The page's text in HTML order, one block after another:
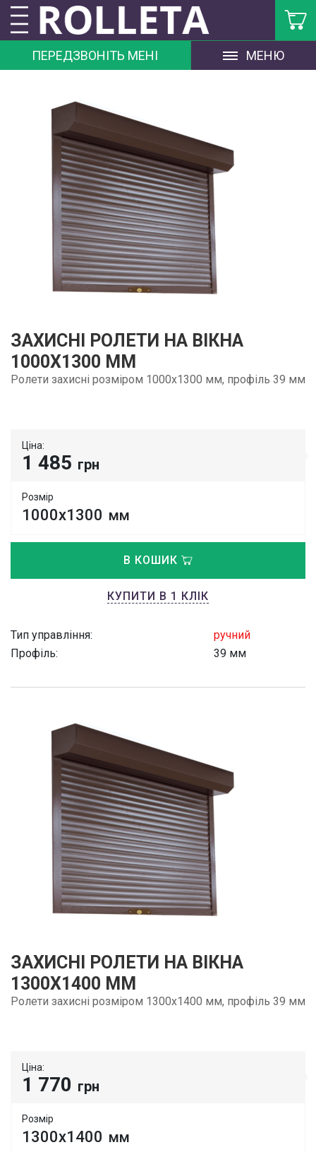
ПЕРЕДЗВОНІТЬ МЕНІ МЕНЮ
ЗАХИСНІ РОЛЕТИ НА ВІКНА
1000Х1300 ММ
Ролети захисні розміром 1000х1300 мм, профіль 39 мм
Ціна:
1 485 грн
Розмір
1000х1300 мм
В КОШИК
КУПИТИ В 1 КЛІК
Тип управління:
ручний
Профіль:
39 мм
ЗАХИСНІ РОЛЕТИ НА ВІКНА
1300Х1400 ММ
Ролети захисні розміром 1300х1400 мм, профіль 39 мм
Ціна:
1 770 грн
Розмір
1300x1400 мм